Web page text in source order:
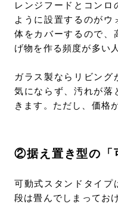
レンジフードとコンロ
ように設置するのがウ
体をカバーするので、
げ物を作る頻度が多い
ガラス製ならリビング
気にならず、汚れが落
きます。ただし、価格
②据え置き型の「
可動式スタンドタイプ
段は畳んでしまってお